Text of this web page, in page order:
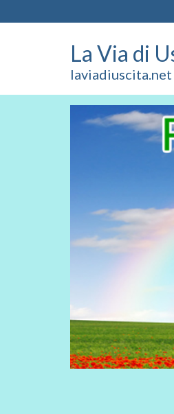
La Via di
laviadiuscita.net